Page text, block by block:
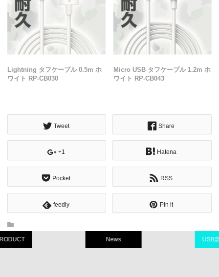
Lightning タフケーブル 0.5m ホ
ワイト RP-CB030
Micro USB タフケーブル 1.2m ホ
ワイト RP-CB043
Tweet Share
+1 Hatena
Pocket RSS
feedly Pin it